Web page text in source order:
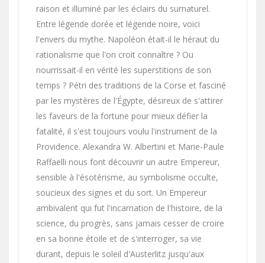
raison et illuminé par les éclairs du surnaturel.
Entre légende dorée et légende noire, voici
l'envers du mythe. Napoléon était-il le héraut du
rationalisme que l'on croit connaître ? Ou
nourrissait-il en vérité les superstitions de son
temps ? Pétri des traditions de la Corse et fasciné
par les mystères de l'Égypte, désireux de s'attirer
les faveurs de la fortune pour mieux défier la
fatalité, il s'est toujours voulu l'instrument de la
Providence. Alexandra W. Albertini et Marie-Paule
Raffaelli nous font découvrir un autre Empereur,
sensible à l'ésotérisme, au symbolisme occulte,
soucieux des signes et du sort. Un Empereur
ambivalent qui fut l'incarnation de l'histoire, de la
science, du progrès, sans jamais cesser de croire
en sa bonne étoile et de s'interroger, sa vie
durant, depuis le soleil d'Austerlitz jusqu'aux